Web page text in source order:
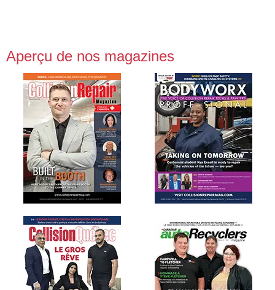
Aperçu de nos magazines